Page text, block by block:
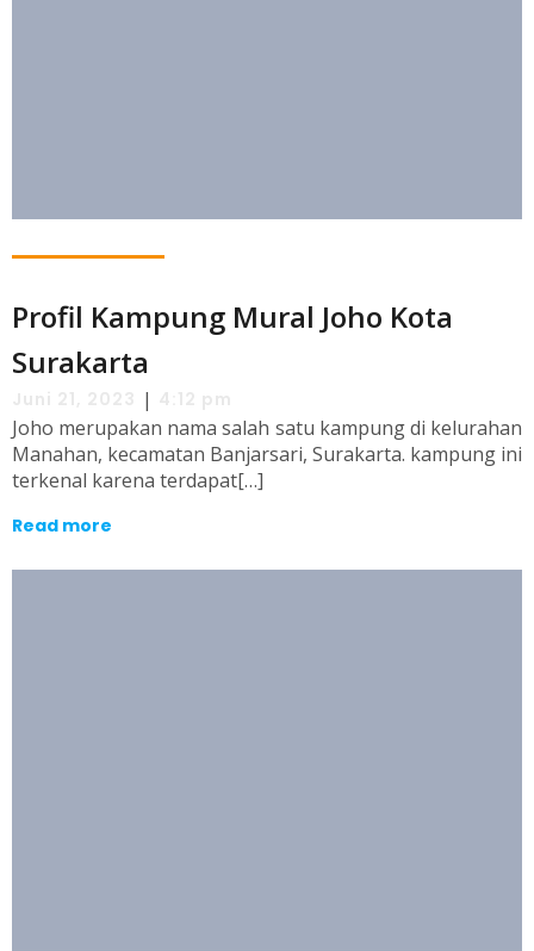
Profil Kampung Mural Joho Kota
Surakarta
|
Joho merupakan nama salah satu kampung di kelurahan
Manahan, kecamatan Banjarsari, Surakarta. kampung ini
terkenal karena terdapat[…]
Read more